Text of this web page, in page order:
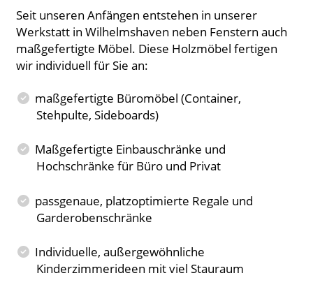
Seit unseren Anfängen entstehen in unserer
Werkstatt in Wilhelmshaven neben Fenstern auch
maßgefertigte Möbel. Diese Holzmöbel fertigen
wir individuell für Sie an:
maßgefertigte Büromöbel (Container,
Stehpulte, Sideboards)
Maßgefertigte Einbauschränke und
Hochschränke für Büro und Privat
passgenaue, platzoptimierte Regale und
Garderobenschränke
Individuelle, außergewöhnliche
Kinderzimmerideen mit viel Stauraum